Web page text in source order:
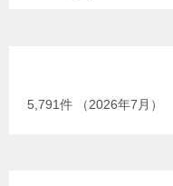
5,791件 （2026年7月）